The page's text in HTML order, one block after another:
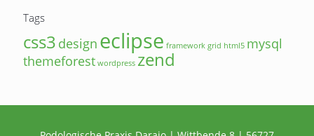
Tags
css3 design eclipse framework grid html5 mysql
themeforest wordpress zend